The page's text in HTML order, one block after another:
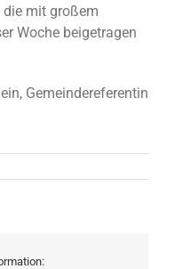
mit großem
Woche beigetragen
Gemeindereferentin